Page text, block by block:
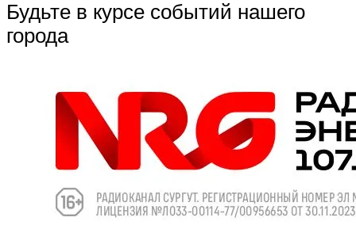
Будьте в курсе событий нашего
города